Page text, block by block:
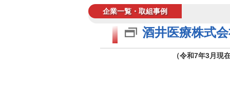
企業一覧・取組事例
酒井医療株式
（令和7年3月現